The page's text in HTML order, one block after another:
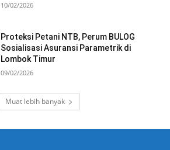
10/02/2026
Proteksi Petani NTB, Perum BULOG
Sosialisasi Asuransi Parametrik di
Lombok Timur
09/02/2026
Muat lebih banyak